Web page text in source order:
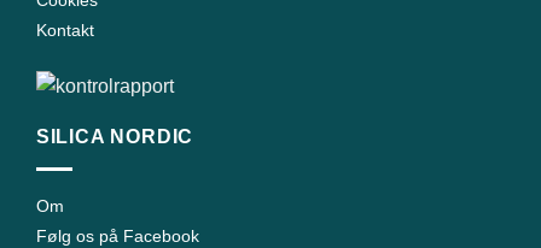
Kontakt
SILICA NORDIC
Om
Følg os på Facebook